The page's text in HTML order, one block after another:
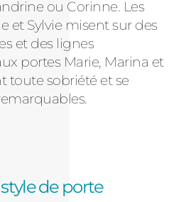
ou Corinne. Les
et Sylvie misent sur des
et des lignes
portes Marie, Marina et
toute sobriété et se
de porte